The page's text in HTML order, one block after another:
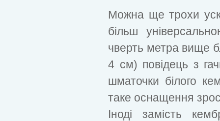
Можна ще трохи
більш
чверть метра вище
4 см) повідець з
шматочки білого
таке оснащення
Іноді замість